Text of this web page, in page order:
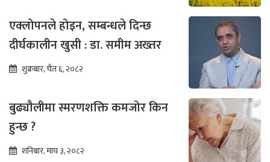
एक्लोपनले होइन, सम्बन्धले दिन्छ
दीर्घकालीन खुसी : डा. समीम अख्तर
शुक्रबार, चैत ६, २०८२
बुढ्यौलीमा स्मरणशक्ति कमजोर किन
हुन्छ ?
शनिबार, माघ ३, २०८२